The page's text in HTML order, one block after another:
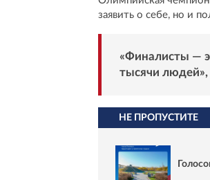
заявить о себе, но и
«Финалисты —
тысячи
НЕ ПРОПУСТИТЕ